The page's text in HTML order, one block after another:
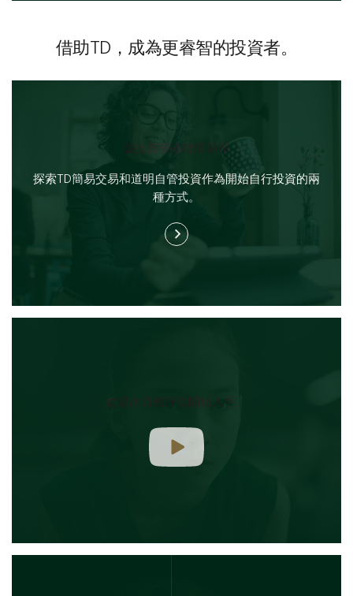
借助TD，成為更睿智的投資者。
讓投資變得輕而易舉​​​​​​​
探索TD簡易交易和道明自管投資作為開始自行投資的兩
種方式。
從退休目標評估開始入手。